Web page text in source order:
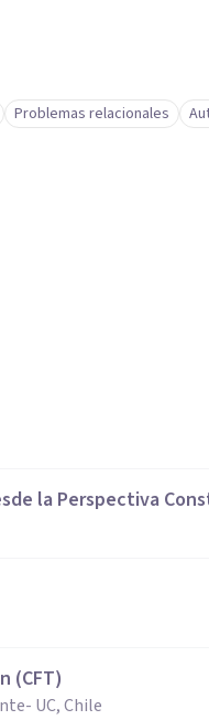
Problemas relacionales
la Perspectiva
(CFT)
UC, Chile